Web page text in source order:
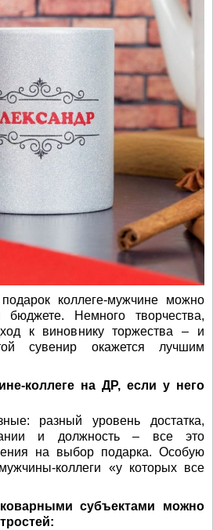
коллеге-мужчине можно
Немного творчества,
к виновнику торжества – и
сувенир окажется лучшим
коллеге на ДР, если у него
разный уровень достатка,
и должность – все это
на выбор подарка. Особую
коллеги «у которых все
субъектами можно